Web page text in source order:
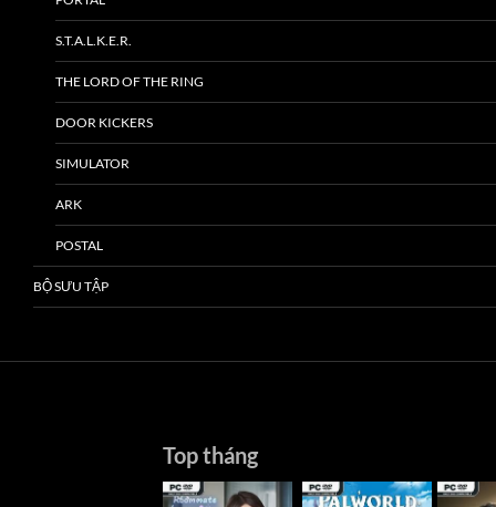
S.T.A.L.K.E.R.
THE LORD OF THE RING
DOOR KICKERS
SIMULATOR
ARK
POSTAL
BỘ SƯU TẬP
Top tháng